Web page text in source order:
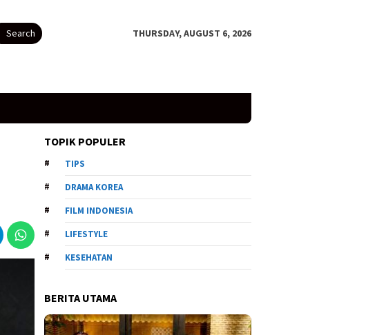
Search THURSDAY, AUGUST 6, 2026
TOPIK POPULER
TIPS
DRAMA KOREA
FILM INDONESIA
LIFESTYLE
KESEHATAN
BERITA UTAMA